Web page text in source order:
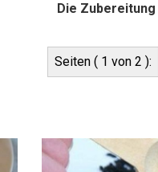
Die
Seiten ( 1 von 2 ):